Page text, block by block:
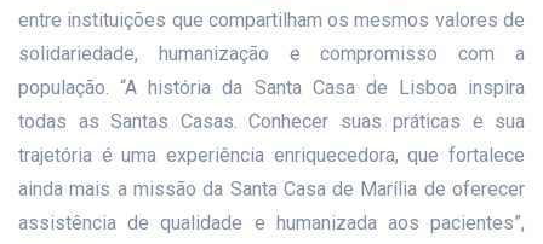
entre instituições que compartilham os mesmos valores de
solidariedade, humanização e compromisso com a
população. “A história da Santa Casa de Lisboa inspira
todas as Santas Casas. Conhecer suas práticas e sua
trajetória é uma experiência enriquecedora, que fortalece
ainda mais a missão da Santa Casa de Marília de oferecer
assistência de qualidade e humanizada aos pacientes”,